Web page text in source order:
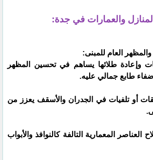
والعمارات في جدة:
وإعادة طلائها يساهم في تحسين المظهر
طابع جمالي عليه.
أو تلفيات في الجدران والأسقف يعزز من
العناصر المعمارية التالفة كالنوافذ والأبواب